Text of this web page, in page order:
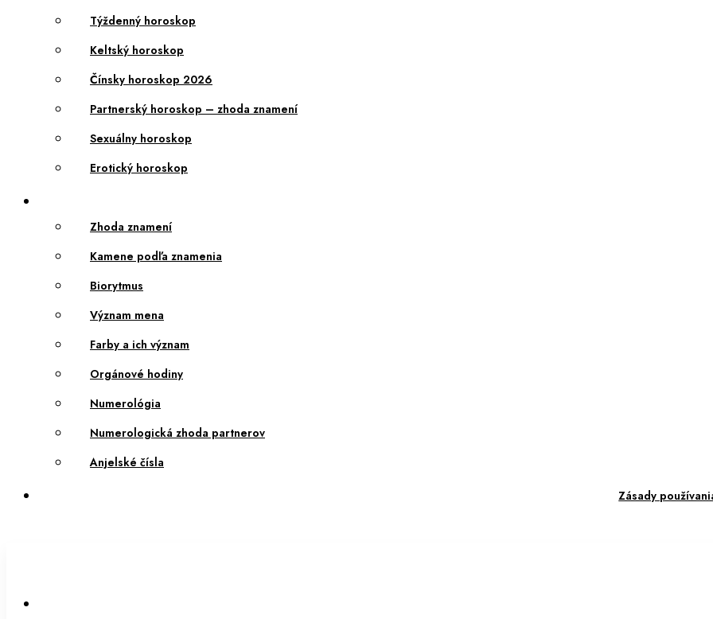
Týždenný horoskop
Keltský horoskop
Čínsky horoskop 2026
Partnerský horoskop – zhoda znamení
Sexuálny horoskop
Erotický horoskop
Zhoda znamení
Kamene podľa znamenia
Biorytmus
Význam mena
Farby a ich význam
Orgánové hodiny
Numerológia
Numerologická zhoda partnerov
Anjelské čísla
Zásady